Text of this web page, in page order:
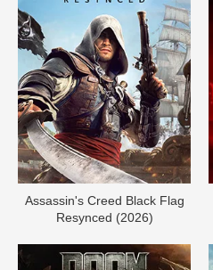
Assassin's Creed Black Flag
Resynced (2026)